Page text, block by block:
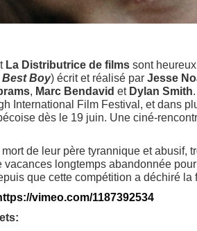
La Distributrice de films sont
Best Boy) écrit et réalisé par Jesse
, Marc Bendavid etDylan Smith
International Film Festival, et dans
dès le 19 juin. Une ciné-
de leur père tyrannique et abusif,
vacances longtemps abandonnée
que cette compétition a déchiré la
vimeo.com/1187392534